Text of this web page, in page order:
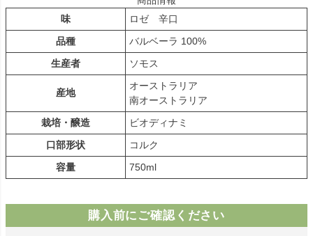
味
ロゼ 辛口
品種
バルベーラ 100%
生産者
ソモス
産地
オーストラリア
南オーストラリア
栽培・醸造
ビオディナミ
口部形状
コルク
容量
750ml
購入前にご確認ください